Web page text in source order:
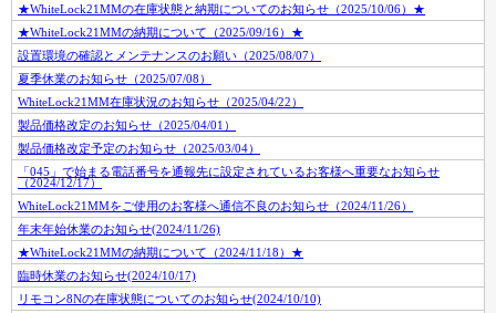
★WhiteLock21MMの在庫状態と納期についてのお知らせ（2025/10/06）★
★WhiteLock21MMの納期について（2025/09/16）★
設置環境の確認とメンテナンスのお願い（2025/08/07）
夏季休業のお知らせ（2025/07/08）
WhiteLock21MM在庫状況のお知らせ（2025/04/22）
製品価格改定のお知らせ（2025/04/01）
製品価格改定予定のお知らせ（2025/03/04）
「045」で始まる電話番号を通報先に設定されているお客様へ重要なお知らせ
（2024/12/17）
WhiteLock21MMをご使用のお客様へ通信不良のお知らせ（2024/11/26）
年末年始休業のお知らせ(2024/11/26)
★WhiteLock21MMの納期について（2024/11/18）★
臨時休業のお知らせ(2024/10/17)
リモコン8Nの在庫状態についてのお知らせ(2024/10/10)